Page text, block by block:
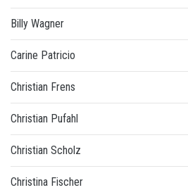
Billy Wagner
Carine Patricio
Christian Frens
Christian Pufahl
Christian Scholz
Christina Fischer